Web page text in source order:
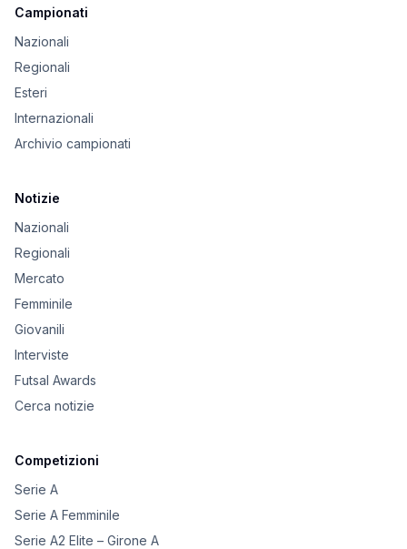
Campionati
Nazionali
Regionali
Esteri
Internazionali
Archivio campionati
Notizie
Nazionali
Regionali
Mercato
Femminile
Giovanili
Interviste
Futsal Awards
Cerca notizie
Competizioni
Serie A
Serie A Femminile
Serie A2 Elite – Girone A